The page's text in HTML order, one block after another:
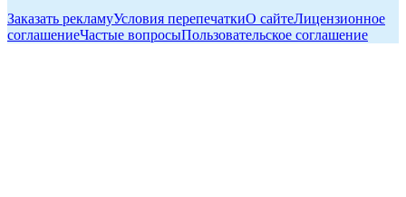
Заказать рекламуУсловия перепечаткиО сайтеЛицензионное
соглашениеЧастые вопросыПользовательское соглашение